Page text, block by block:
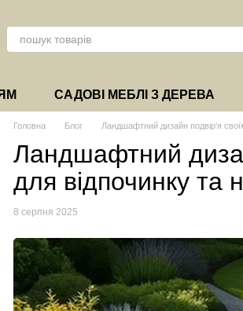
САДОВІ МЕБЛІ З ДЕРЕВА
Головна Блог Ландшафтний дизайн подвір'я
Ландшафтний
для відпочинку та
8 серпня 2025